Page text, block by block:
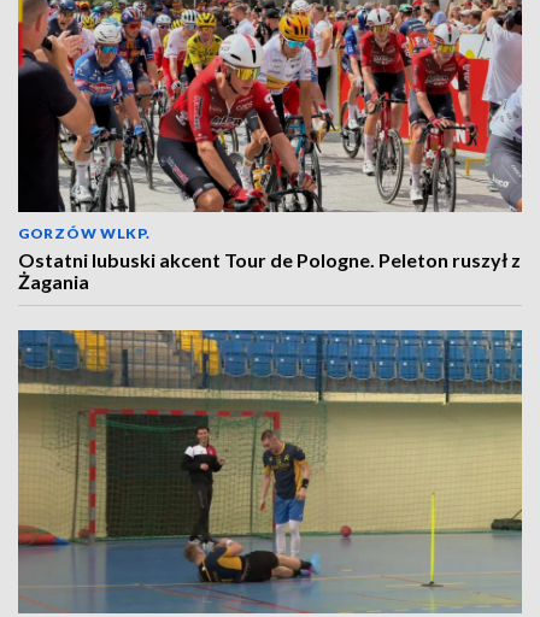
GORZÓW WLKP.
Ostatni lubuski akcent Tour de Pologne. Peleton ruszył z
Żagania